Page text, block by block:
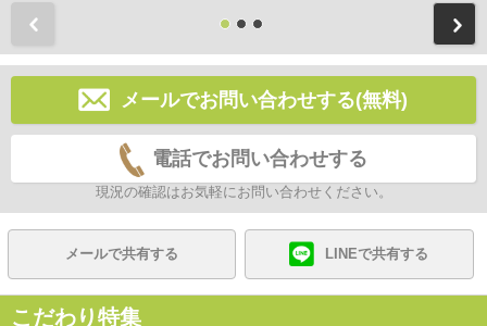
メールでお問い合わせする(無料)
電話でお問い合わせする
現況の確認はお気軽にお問い合わせください。
メールで共有する LINEで共有する
こだわり特集